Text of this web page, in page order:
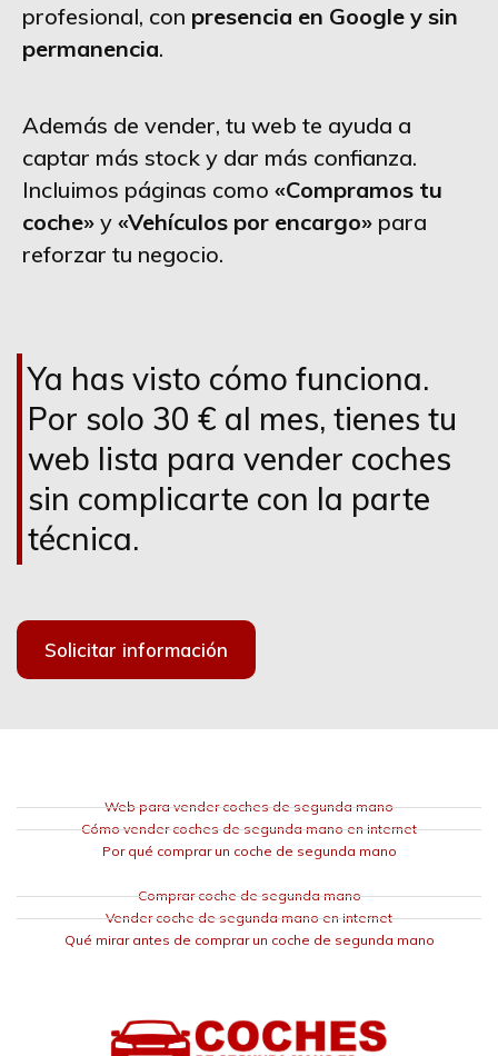
profesional, con presencia en Google y sin
permanencia.
Además de vender, tu web te ayuda a
captar más stock y dar más confianza.
Incluimos páginas como «Compramos tu
coche» y «Vehículos por encargo» para
reforzar tu negocio.
Ya has visto cómo funciona.
Por solo 30 € al mes, tienes tu
web lista para vender coches
sin complicarte con la parte
técnica.
Solicitar información
Web para vender coches de segunda mano
Cómo vender coches de segunda mano en internet
Por qué comprar un coche de segunda mano
Comprar coche de segunda mano
Vender coche de segunda mano en internet
Qué mirar antes de comprar un coche de segunda mano